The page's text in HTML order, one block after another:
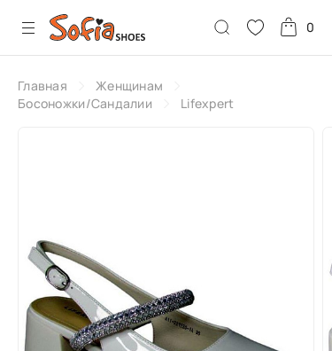
0
Главная
Женщинам
Босоножки/Сандалии
Lifexpert